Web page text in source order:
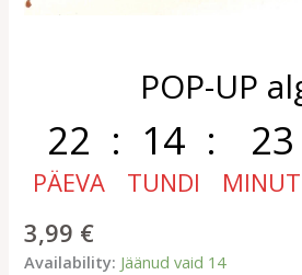
POP-UP
22
PÄEVA
: 14
TUNDI
: 23
3,99 €
Availability: Jäänud vaid 14